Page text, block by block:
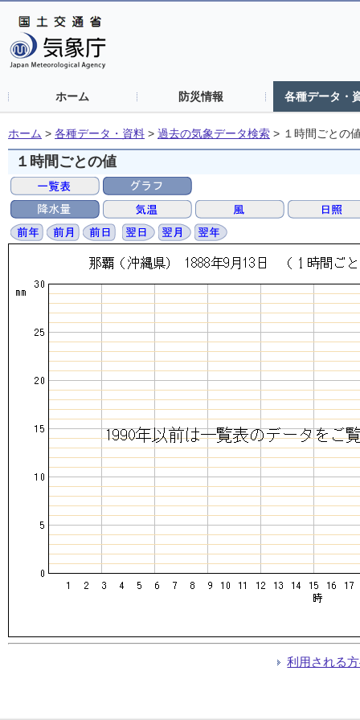
ホーム 防災情報 各種データ・
ホーム > 各種データ・資料 > 過去の気象データ検索 > １時間ごとの
１時間ごとの値
利用される